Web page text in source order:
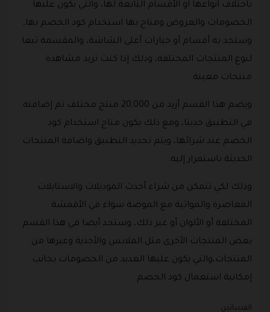
باختلاف أنواعها او الأقسام التابعة لها، والتي يكون عليها
الخصومات والعروض ومتاح بها استخدام كود الخصم بها،
وستجد به أقسام أو خيارات أعلى الشاشة، والمقسمة تبعا
لنوع المنتجات المختلفة، وذلك إذا كنت تريد مشاهدة
منتجات معينة.
ويضم هذا القسم أزيد من 20,000 منتج مختلف تم إضافته
في التطبيق حديثا، ومع ذلك يكون متاح استخدام كود
الخصم عند شرائها، ويتم تجديد التطبيق واضافة المنتجات
الحديثة باستمرار إليه.
وذلك لكي تتمكن من شراء أحدث الموديلات والاستايلات
المعاصرة والمواتية مع الموضة سواء في الأقمشة
المختلفة أو الألوان أو غير ذلك، وستجد أيضا في هذا القسم
بعض المنتجات الأخرى مثل الملابس والأحذية وغيرها من
المنتجات،والتي يكون عليها العديد من الخصومات بجانب
إمكانية استعمال كود الخصم.
الفساتين